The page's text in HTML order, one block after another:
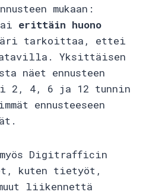
mukaan:
erittäin huono
tarkoittaa, ettei
Yksittäisen
näet ennusteen
2, 4, 6 ja 12 tunnin
ennusteeseen
Digitrafficin
kuten tietyöt,
liikennettä